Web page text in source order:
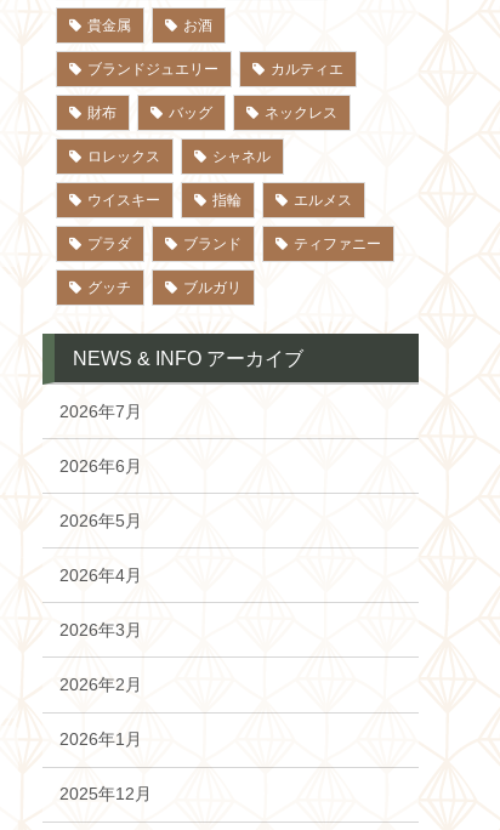
貴金属 お酒
ブランドジュエリー カルティエ
財布 バッグ ネックレス
ロレックス シャネル
ウイスキー 指輪 エルメス
プラダ ブランド ティファニー
グッチ ブルガリ
NEWS & INFO アーカイブ
2026年7月
2026年6月
2026年5月
2026年4月
2026年3月
2026年2月
2026年1月
2025年12月